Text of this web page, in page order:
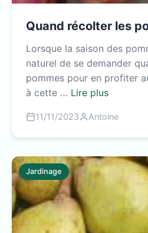
Quand récolter les
Lorsque la saison des
naturel de se demander
pommes pour en profiter
à cette … Lire plus
11/11/2023 Antoine
Jardinage